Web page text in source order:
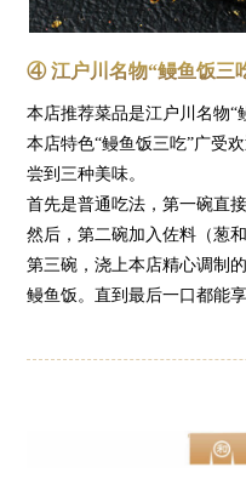
④ 江户川名物“鳗鱼饭三
本店推荐菜品是江户川名物“
本店特色“鳗鱼饭三吃”广受
尝到三种美味。
首先是普通吃法，第一碗直
然后，第二碗加入佐料（葱
第三碗，浇上本店精心调制
鳗鱼饭。直到最后一口都能